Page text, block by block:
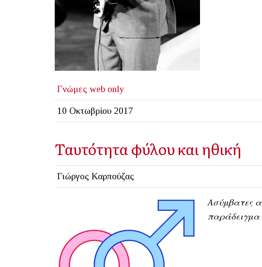
Γνώμες web only
10 Οκτωβρίου 2017
Ταυτότητα φύλου και ηθική
Γιώργος Καρπούζας
Ασύμβατες
παράδειγμα